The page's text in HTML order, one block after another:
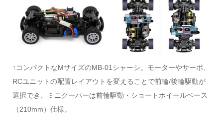
↑コンパクトなMサイズのMB-01シャーシ。モーターやサーボ、
RCユニットの配置レイアウトを変えることで前輪/後輪駆動が
選択でき、ミニクーパーは前輪駆動・ショートホイールベース
（210mm）仕様。